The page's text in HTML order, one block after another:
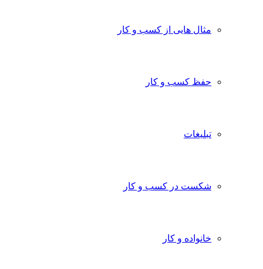
مثال هایی از کسب و کار
حفظ کسب و کار
تبلیغات
شکست در کسب و کار
خانواده و کار